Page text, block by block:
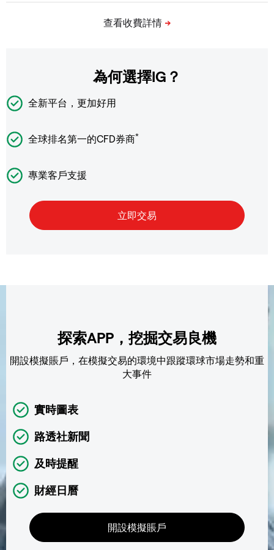
為何選擇IG？
全新平台，更加好用
全球排名第一的CFD券商*
專業客戶支援
探索APP，挖掘交易良機
開設模擬賬戶，在模擬交易的環境中跟蹤環球市場走勢和重
大事件
實時圖表
路透社新聞
及時提醒
財經日曆